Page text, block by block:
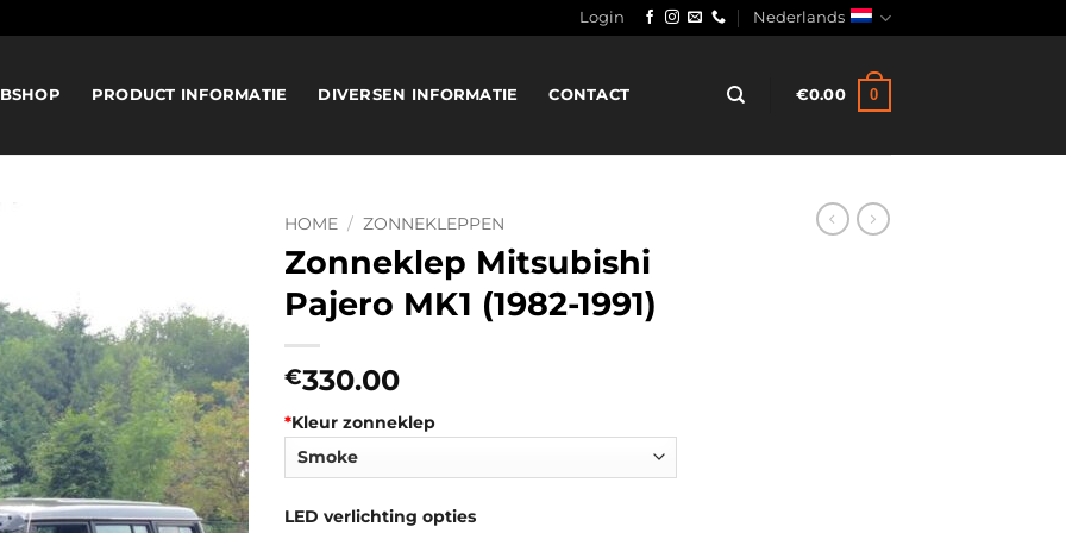
Login Nederlands
PRODUCT INFORMATIE DIVERSEN INFORMATIE CONTACT €0.00 0
HOME / ZONNEKLEPPEN
Zonneklep Mitsubishi
Pajero MK1 (1982-1991)
€330.00
*Kleur zonneklep
LED verlichting opties